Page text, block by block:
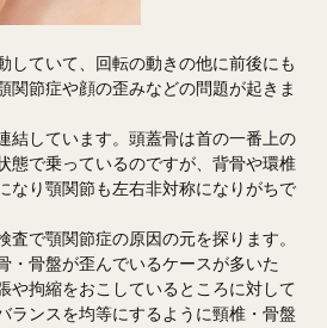
していて、回転の動きの他に前後にも
関節症や顔の歪みなどの問題が起きま
結しています。頭蓋骨は首の一番上の
態で乗っているのですが、背骨や環椎
なり顎関節も左右非対称になりがちで
査で顎関節症の原因の元を探ります。
・骨盤が歪んでいるケースが多いた
や拘縮をおこしているところに対して
ランスを均等にするように頸椎・骨盤